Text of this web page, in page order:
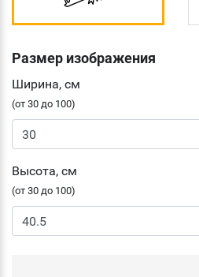
Размер изображения
Ширина, см
(от 30 до 100)
Высота, см
(от 30 до 100)